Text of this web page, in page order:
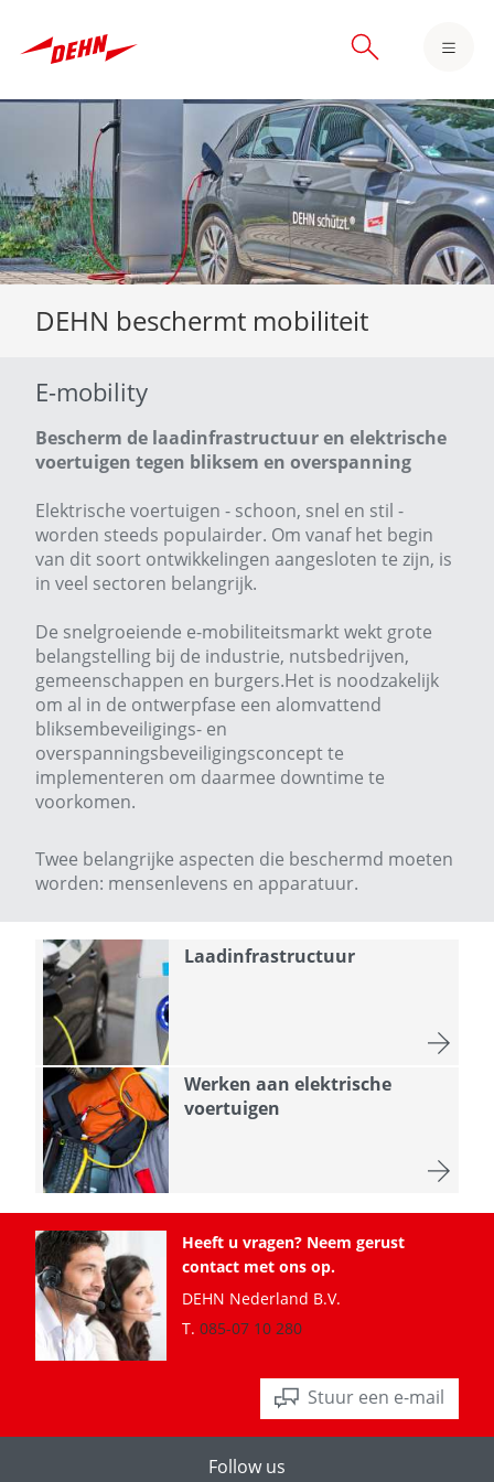
Skip
content
DEHN beschermt mobiliteit
E-mobility
Bescherm de laadinfrastructuur en elektrische
voertuigen tegen bliksem en overspanning
Elektrische voertuigen - schoon, snel en stil -
worden steeds populairder. Om vanaf het begin
van dit soort ontwikkelingen aangesloten te zijn, is
in veel sectoren belangrijk.
De snelgroeiende e-mobiliteitsmarkt wekt grote
belangstelling bij de industrie, nutsbedrijven,
gemeenschappen en burgers.Het is noodzakelijk
om al in de ontwerpfase een alomvattend
bliksembeveiligings- en
overspanningsbeveiligingsconcept te
implementeren om daarmee downtime te
voorkomen.
Twee belangrijke aspecten die beschermd moeten
worden: mensenlevens en apparatuur.
Laadinfrastructuur
Werken aan elektrische
voertuigen
Heeft u vragen? Neem gerust
contact met ons op.
DEHN Nederland B.V.
T. 085-07 10 280
Stuur een e-mail
Follow us